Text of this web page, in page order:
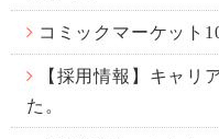
コミックマーケット
【採用情報】キャリ
た。